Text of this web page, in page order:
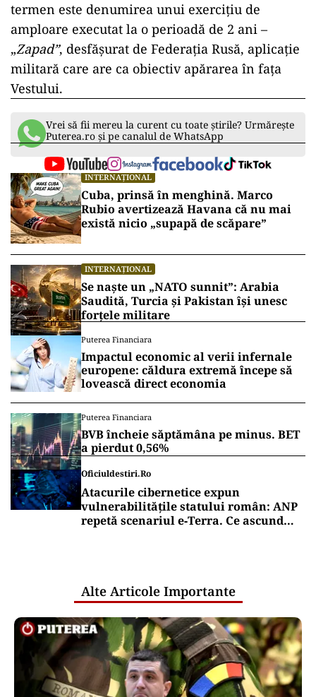
termen este denumirea unui exercițiu de
amploare executat la o perioadă de 2 ani –
„Zapad”, desfășurat de Federația Rusă, aplicație
militară care are ca obiectiv apărarea în fața
Vestului.
Vrei să fii mereu la curent cu toate știrile? Urmărește
Puterea.ro și pe canalul de WhatsApp
INTERNAȚIONAL
Cuba, prinsă în menghină. Marco
Rubio avertizează Havana că nu mai
există nicio „supapă de scăpare”
INTERNAȚIONAL
Se naște un „NATO sunnit”: Arabia
Saudită, Turcia și Pakistan își unesc
forțele militare
Puterea Financiara
Impactul economic al verii infernale
europene: căldura extremă începe să
lovească direct economia
Puterea Financiara
BVB încheie săptămâna pe minus. BET
a pierdut 0,56%
Oficiuldestiri.ro
Atacurile cibernetice expun
vulnerabilitățile statului român: ANP
repetă scenariul e‑Terra. Ce ascund
Alte Articole Importante